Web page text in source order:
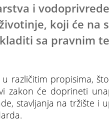
i
koji će na
sa pravnim
različitim propisima,
zakon će doprineti
stavljanja na tržište i